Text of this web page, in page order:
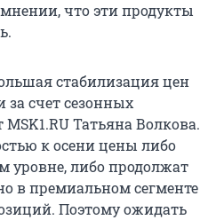
что эти продукты
стабилизация цен
счет сезонных
Татьяна Волкова.
к осени цены либо
уровне, либо продолжат
в премиальном сегменте
Поэтому ожидать